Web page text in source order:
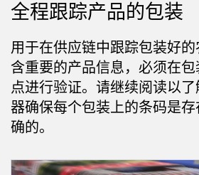
SNAP SIGNAL 附件 软件
传感器
光电传感器
激光测距
3D飞行时间
工业物联网与智能工厂
储罐料位监控
前缘检测
工厂通信
物料、服务或托盘取件呼叫
全程跟踪产品的包装
用于在供应链中跟踪包装好
含重要的产品信息，必须在
点进行验证。请继续阅读以
器确保每个包装上的条码是
确的。